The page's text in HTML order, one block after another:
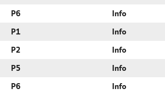
P6 Info
P1 Info
P2 Info
P5 Info
P6 Info